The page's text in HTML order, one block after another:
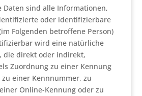
Daten sind alle Informationen,
oder identifizierbare
Folgenden betroffene Person)
wird eine natürliche
die direkt oder indirekt,
Zuordnung zu einer Kennung
einer Kennnummer, zu
Online-Kennung oder zu